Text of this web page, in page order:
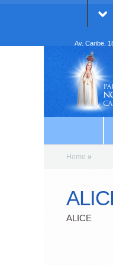
Av. Caribe,
Home »
ALICE